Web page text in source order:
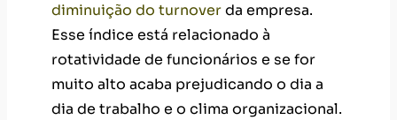
diminuição do turnoverda empresa.
Esse índice está relacionado à
rotatividade de funcionários e se for
muito alto acaba prejudicando o dia a
dia de trabalho e o clima organizacional.